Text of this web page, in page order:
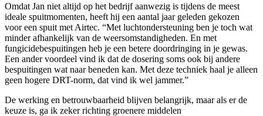
Omdat Jan niet altijd op het bedrijf aanwezig is tijdens de meest
ideale spuitmomenten, heeft hij een aantal jaar geleden gekozen
voor een spuit met Airtec. “Met luchtondersteuning ben je toch wat
minder afhankelijk van de weersomstandigheden. En met
fungicidebespuitingen heb je een betere doordringing in je gewas.
Een ander voordeel vind ik dat de dosering soms ook bij andere
bespuitingen wat naar beneden kan. Met deze techniek haal je alleen
geen hogere DRT-norm, dat vind ik wel jammer.”
De werking en betrouwbaarheid blijven belangrijk, maar als er de
keuze is, ga ik zeker richting groenere middelen